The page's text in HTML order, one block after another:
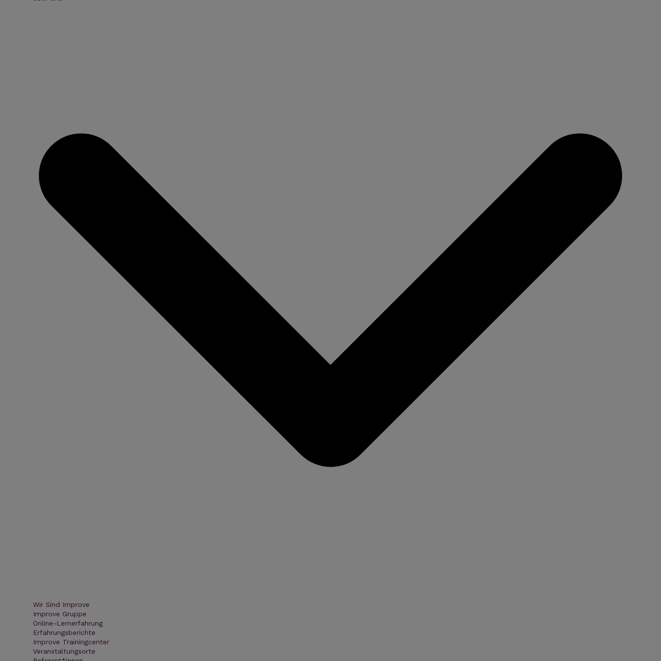
Wir Sind Improve
Improve Gruppe
Online-Lernerfahrung
Erfahrungsberichte
Improve Trainingcenter
Veranstaltungsorte